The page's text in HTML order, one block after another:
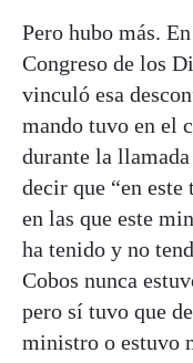
Pero hubo más.
Congreso de los
vinculó esa
mando tuvo en el
durante la llamada
decir que “en
en las que este
ha tenido y no
Cobos nunca
pero sí tuvo que
ministro o estuvo